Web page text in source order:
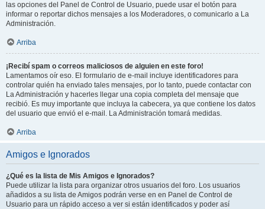
las opciones del Panel de Control de Usuario, puede usar el botón para
informar o reportar dichos mensajes a los Moderadores, o comunicarlo a La
Administración.
Arriba
¡Recibí spam o correos maliciosos de alguien en este foro!
Lamentamos oír eso. El formulario de e-mail incluye identificadores para
controlar quién ha enviado tales mensajes, por lo tanto, puede contactar con
La Administración y hacerles llegar una copia completa del mensaje que
recibió. Es muy importante que incluya la cabecera, ya que contiene los datos
del usuario que envió el e-mail. La Administración tomará medidas.
Arriba
Amigos e Ignorados
¿Qué es la lista de Mis Amigos e Ignorados?
Puede utilizar la lista para organizar otros usuarios del foro. Los usuarios
añadidos a su lista de Amigos podrán verse en en Panel de Control de
Usuario para un rápido acceso a ver si están identificados y poder así